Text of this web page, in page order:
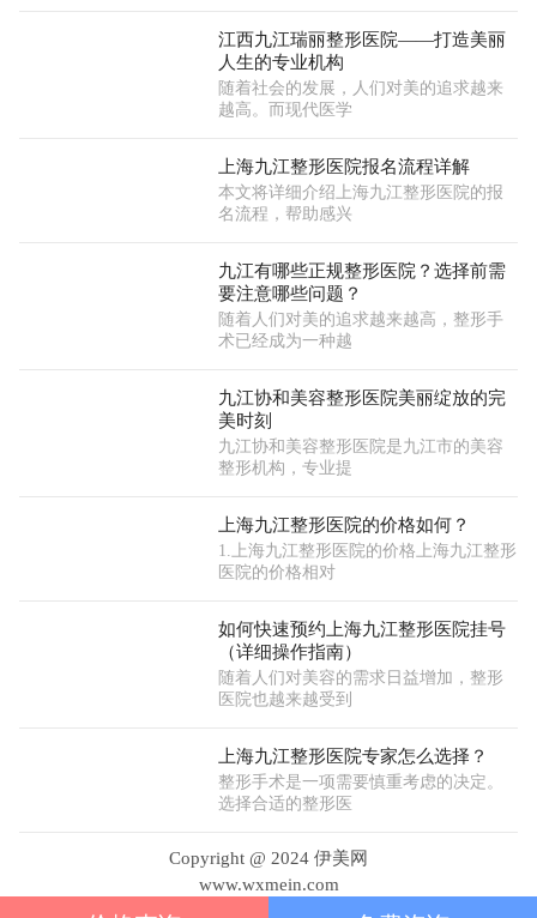
江西九江瑞丽整形医院——打造美丽
人生的专业机构
随着社会的发展，人们对美的追求越来
越高。而现代医学
上海九江整形医院报名流程详解
本文将详细介绍上海九江整形医院的报
名流程，帮助感兴
九江有哪些正规整形医院？选择前需
要注意哪些问题？
随着人们对美的追求越来越高，整形手
术已经成为一种越
九江协和美容整形医院美丽绽放的完
美时刻
九江协和美容整形医院是九江市的美容
整形机构，专业提
上海九江整形医院的价格如何？
1.上海九江整形医院的价格上海九江整形
医院的价格相对
如何快速预约上海九江整形医院挂号
（详细操作指南）
随着人们对美容的需求日益增加，整形
医院也越来越受到
上海九江整形医院专家怎么选择？
整形手术是一项需要慎重考虑的决定。
选择合适的整形医
Copyright @ 2024 伊美网
www.wxmein.com